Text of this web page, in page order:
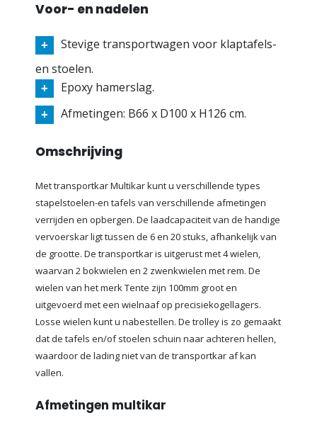
Voor- en nadelen
Stevige transportwagen voor klaptafels-
en stoelen.
Epoxy hamerslag.
Afmetingen: B66 x D100 x H126 cm.
Omschrijving
Met transportkar Multikar kunt u verschillende types
stapelstoelen-en tafels van verschillende afmetingen
verrijden en opbergen. De laadcapaciteit van de handige
vervoerskar ligt tussen de 6 en 20 stuks, afhankelijk van
de grootte. De transportkar is uitgerust met 4 wielen,
waarvan 2 bokwielen en 2 zwenkwielen met rem. De
wielen van het merk Tente zijn 100mm grooten
uitgevoerd met een wielnaaf op precisiekogellagers.
Losse wielen kunt u nabestellen. De trolley is zo gemaakt
dat de tafels en/of stoelen schuin naar achteren hellen,
waardoor de lading niet van de transportkar af kan
vallen.
Afmetingen multikar